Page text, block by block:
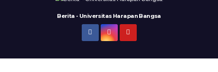
Berita - Universitas Harapan Bangsa